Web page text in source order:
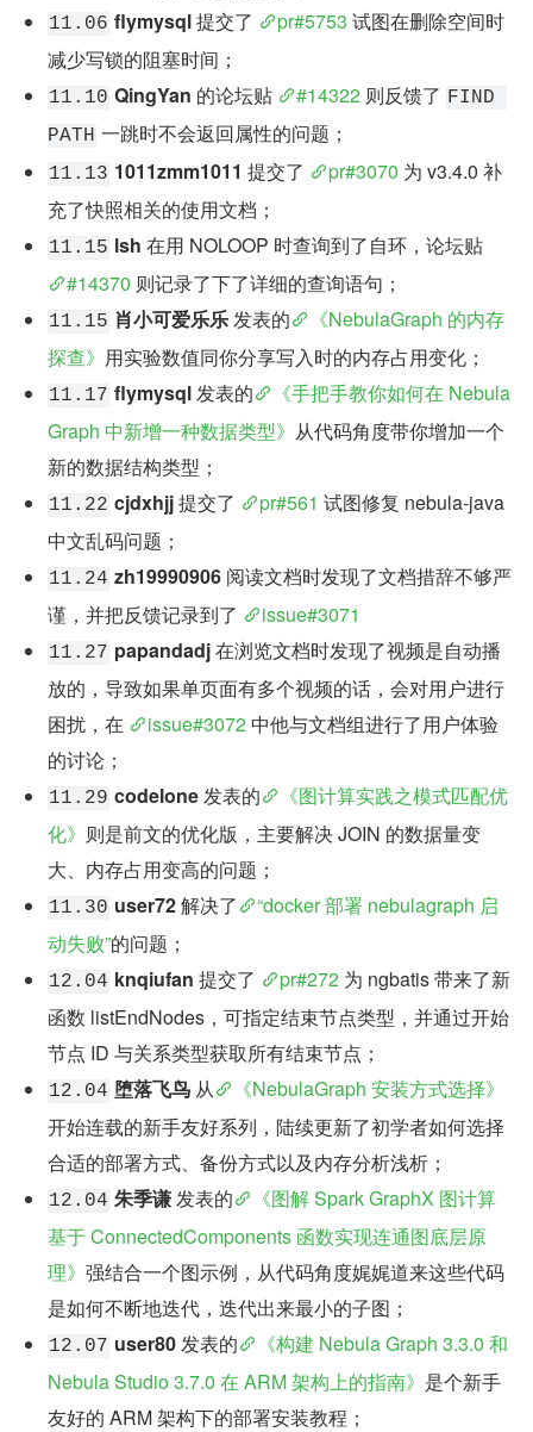
11.06 flymysql 提交了 pr#5753 试图在删除空间时
减少写锁的阻塞时间；
11.10 QingYan 的论坛贴 #14322 则反馈了 FIND
PATH 一跳时不会返回属性的问题；
11.13 1011zmm1011 提交了 pr#3070 为 v3.4.0 补
充了快照相关的使用文档；
11.15 lsh
#14370 则记录了下了详细的查询语句；
11.15 肖小可爱乐乐 发表的
《NebulaGraph 的内存
探查》 用实验数值同你分享写入时的内存占用变化；
11.17 flymysql 发表的
《手把手教你如何在 Nebula
Graph 中新增一种数据类型》 从代码角度带你增加一个
新的数据结构类型；
11.22 cjdxhjj 提交了 pr#561 试图修复 nebula-java
中文乱码问题；
11.24 zh19990906 阅读文档时发现了文档措辞不够严
谨，并把反馈记录到了
issue#3071
11.27 papandadj 在浏览文档时发现了视频是自动播
放的，导致如果单页面有多个视频的话，会对用户进行
困扰，在
issue#3072 中他与文档组进行了用户体验
的讨论；
11.29 codelone 发表的
《图计算实践之模式匹配优
化》 则是前文的优化版，主要解决 JOIN 的数据量变
大、内存占用变高的问题；
11.30 user72 解决了
“docker 部署 nebulagraph 启
动失败”的问题；
12.04 knqiufan 提交了 pr#272 为 ngbatis 带来了新
函数 listEndNodes，可指定结束节点类型，并通过开始
节点 ID 与关系类型获取所有结束节点；
12.04 堕落飞鸟 从
《NebulaGraph 安装方式选择》
开始连载的新手友好系列，陆续更新了初学者如何选择
合适的部署方式、备份方式以及内存分析浅析；
12.04 朱季谦 发表的
《图解 Spark GraphX 图计算
基于 ConnectedComponents 函数实现连通图底层原
理》 强结合一个图示例，从代码角度娓娓道来这些代码
是如何不断地迭代，迭代出来最小的子图；
12.07 user80 发表的
《构建 Nebula Graph 3.3.0 和
Nebula Studio 3.7.0 在 ARM 架构上的指南》 是个新手
友好的 ARM 架构下的部署安装教程；